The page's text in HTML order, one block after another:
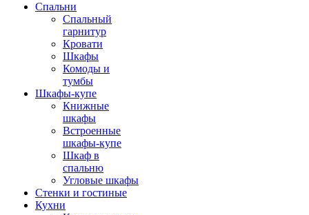
Спальни
Спальный
гарнитур
Кровати
Шкафы
Комоды и
тумбы
Шкафы-купе
Книжные
шкафы
Встроенные
шкафы-купе
Шкаф в
спальню
Угловые шкафы
Стенки и гостиные
Кухни